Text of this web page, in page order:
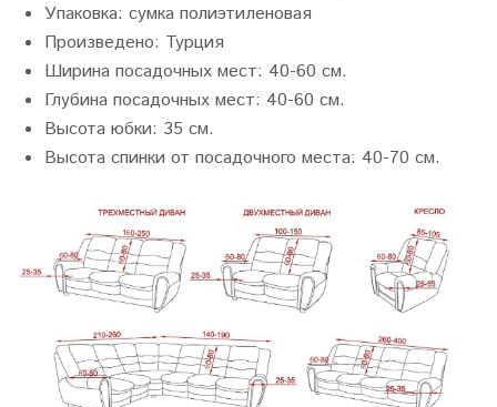
Упаковка: сумка полиэтиленовая
Произведено: Турция
Ширина посадочных мест: 40-60 см.
Глубина посадочных мест: 40-60 см.
Высота юбки: 35 см.
Высота спинки от посадочного места: 40-70 см.